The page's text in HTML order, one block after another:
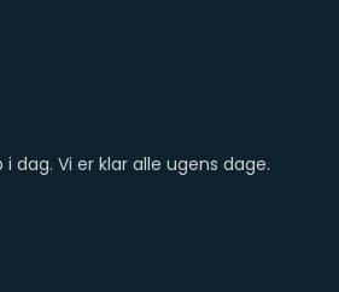
dag. Vi er klar alle ugens dage.